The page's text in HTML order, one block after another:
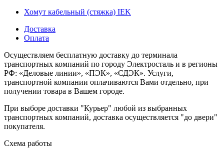
Хомут кабельный (стяжка) IEK
Доставка
Оплата
Осуществляем бесплатную доставку до терминала
транспортных компаний по городу Электросталь и в регионы
РФ: «Деловые линии», «ПЭК», «СДЭК». Услуги,
транспортной компании оплачиваются Вами отдельно, при
получении товара в Вашем городе.
При выборе доставки "Курьер" любой из выбранных
транспортных компаний, доставка осуществляется "до двери"
покупателя.
Схема работы